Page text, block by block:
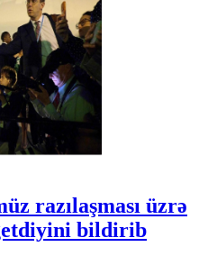
razılaşması üzrə
getdiyini bildirib